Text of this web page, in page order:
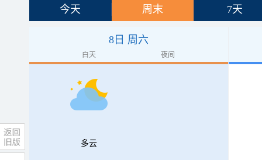
今天 周末 7天
8日 周六
白天 夜间
多云